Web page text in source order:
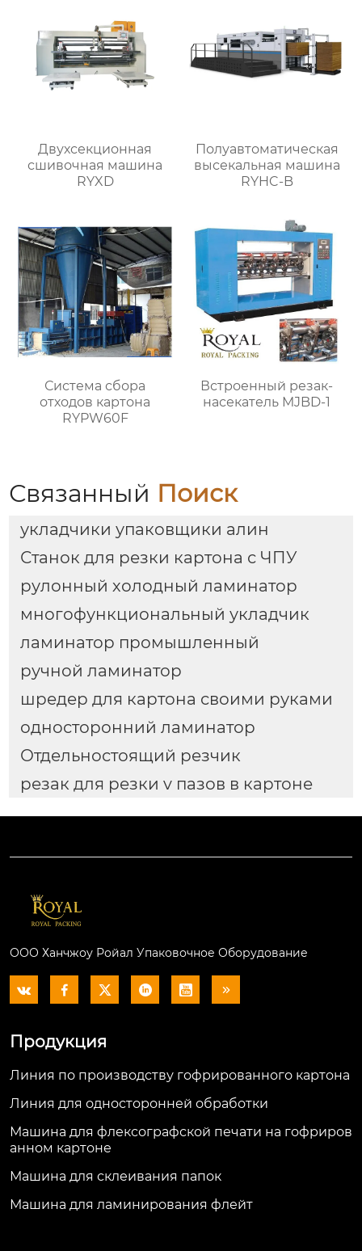
Двухсекционная
сшивочная машина
RYXD
Полуавтоматическая
высекальная машина
RYHC-B
Система сбора
отходов картона
RYPW60F
Встроенный резак-
насекатель MJBD-1
Связанный Поиск
укладчики упаковщики алин
Станок для резки картона с ЧПУ
рулонный холодный ламинатор
многофункциональный укладчик
ламинатор промышленный
ручной ламинатор
шредер для картона своими руками
односторонний ламинатор
Отдельностоящий резчик
резак для резки v пазов в картоне
ООО Ханчжоу Ройал Упаковочное Оборудование
     
Продукция
Линия по производству гофрированного картона
Линия для односторонней обработки
Машина для флексографской печати на гофриров
анном картоне
Машина для склеивания папок
Машина для ламинирования флейт